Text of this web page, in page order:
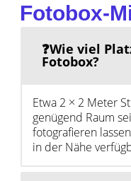
Fotobox-
❓Wie viel
Fotobox?
Etwa 2 × 2 Meter
genügend Raum
fotografieren
in der Nähe